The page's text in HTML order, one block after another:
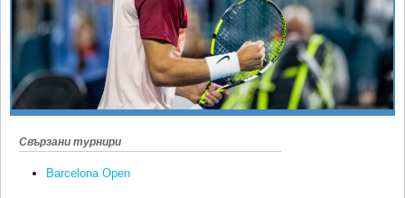
SOFIA OPEN
КЛУБОВЕ
БЛОГ
Ретро
Спорт&Фитнес
Други
Свързани турнири
Barcelona Open